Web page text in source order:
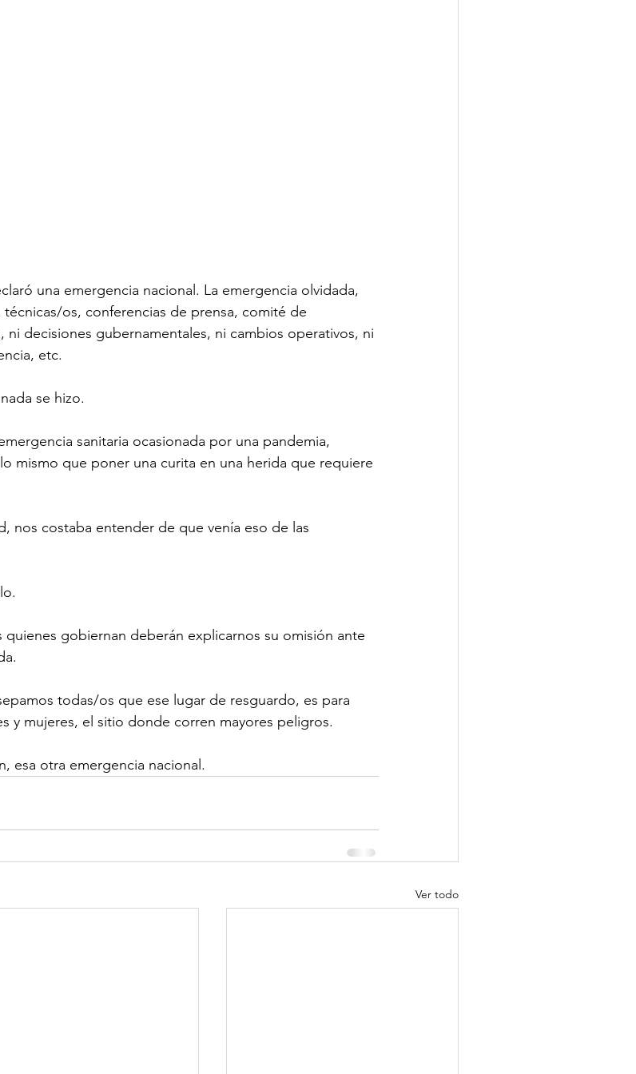
una emergencia nacional. La emergencia olvidada,
os, conferencias de prensa, comité de
ni decisiones gubernamentales, ni cambios operativos, ni
etc.
se hizo.
sanitaria ocasionada por una pandemia,
mismo que poner una curita en una herida que requiere
nos costaba entender de que venía eso de las
quienes gobiernan deberán explicarnos su omisión ante
todas/os que ese lugar de resguardo, es para
y mujeres, el sitio donde corren mayores peligros.
esa otra emergencia nacional.
Ver todo